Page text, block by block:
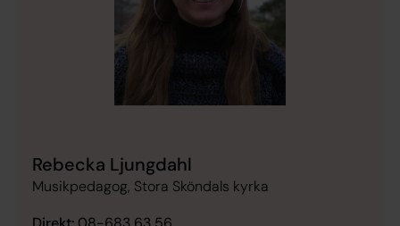
Rebecka Ljungdahl
Musikpedagog, Stora Sköndals kyrka